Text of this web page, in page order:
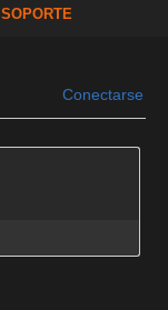
SOPORTE
Conectarse